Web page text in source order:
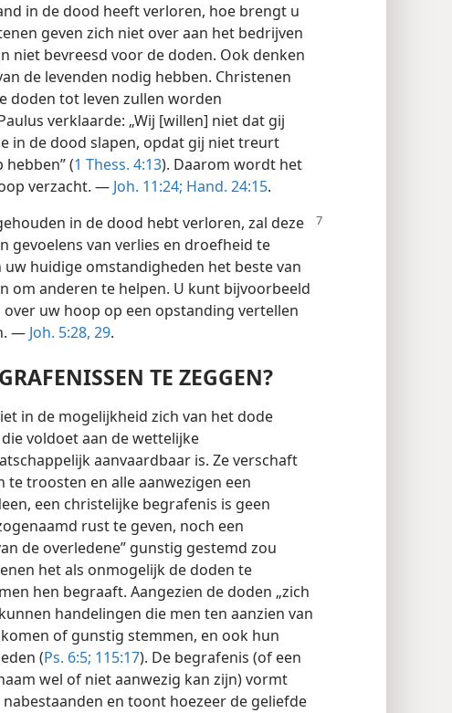
in de dood heeft verloren, hoe brengt u
geven zich niet over aan het bedrijven
niet bevreesd voor de doden. Ook denken
de levenden nodig hebben. Christenen
doden tot leven zullen worden
verklaarde: „Wij [willen] niet dat gij
in de dood slapen, opdat gij niet treurt
(1 Thess. 4:13). Daarom wordt het
verzacht. — Joh. 11:24; Hand. 24:15.
in de dood hebt verloren, zal deze
gevoelens van verlies en droefheid te
huidige omstandigheden het beste van
om anderen te helpen. U kunt bijvoorbeeld
uw hoop op een opstanding vertellen
— Joh. 5:28, 29.
TE ZEGGEN?
in de mogelijkheid zich van het dode
voldoet aan de wettelijke
aanvaardbaar is. Ze verschaft
te troosten en alle aanwezigen een
een christelijke begrafenis is geen
rust te geven, noch een
de overledene” gunstig gestemd zou
het als onmogelijk de doden te
hen begraaft. Aangezien de doden „zich
handelingen die men ten aanzien van
of gunstig stemmen, en ook hun
(Ps. 6:5; 115:17). De begrafenis (of een
wel of niet aanwezig kan zijn) vormt
en toont hoezeer de geliefde